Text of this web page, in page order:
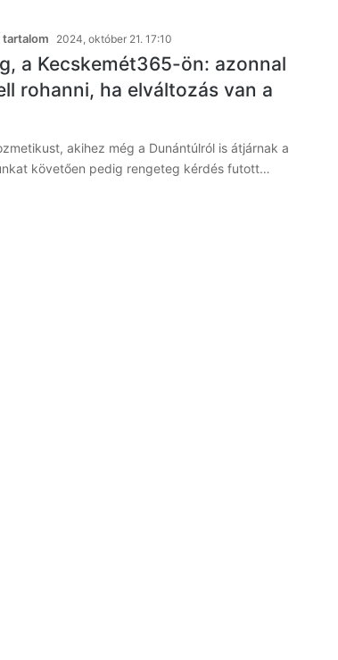
2024, október 21. 17:10
a Kecskemét365-ön: azonnal
rohanni, ha elváltozás van a
akihez még a Dunántúlról is átjárnak a
követően pedig rengeteg kérdés futott…